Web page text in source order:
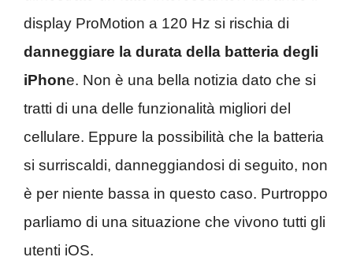
display ProMotion a 120 Hz si rischia di
danneggiare la durata della batteria degli
iPhone. Non è una bella notizia dato che si
tratti di una delle funzionalità migliori del
cellulare. Eppure la possibilità che la batteria
si surriscaldi, danneggiandosi di seguito, non
è per niente bassa in questo caso. Purtroppo
parliamo di una situazione che vivono tutti gli
utenti iOS.